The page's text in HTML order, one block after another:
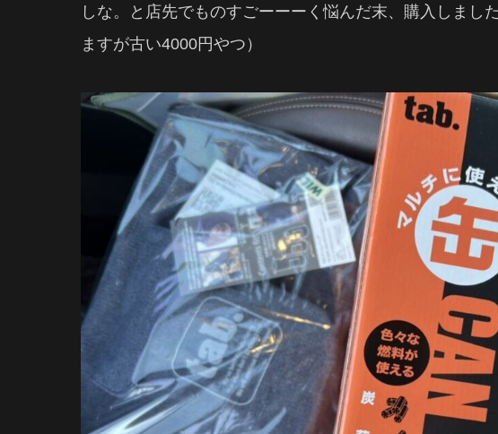
しな。と店先でものすごーーーく悩んだ末、購入しまし
ますが古い4000円やつ）